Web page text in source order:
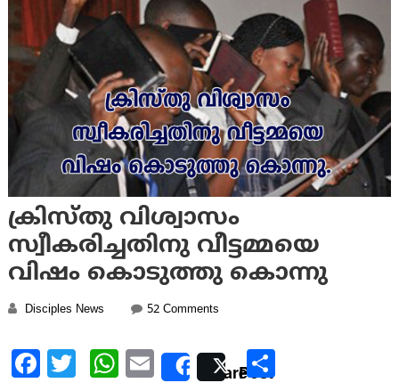
ക്രിസ്തു വിശ്വാസം
സ്വീകരിച്ചതിനു വീട്ടമ്മയെ
വിഷം കൊടുത്തു കൊന്നു
Disciples News 52 Comments
വിഷം കൊടുത്തു കൊന്നു
Facebook
TwitterWhatsApp
EmailSharePostShare